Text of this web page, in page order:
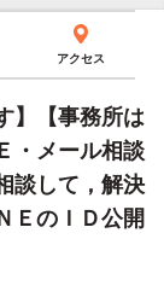
アクセス
】【事務所は
・メール相談
談して，解決
ＥのＩＤ公開